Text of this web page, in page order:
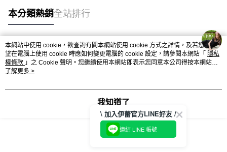
本分類熱銷全站排行
熱門標籤
本網站中使用 cookie，欲查詢有關本網站使用 cookie 方式之詳情，及若您不希
望在電腦上使用 cookie 時應如何變更電腦的 cookie 設定，請參閱本網站「 隱私
權條款 」之 Cookie 聲明。您繼續使用本網站即表示您同意本公司得按本網站使
用條款之 Cookie 聲明使用 cookie。
了解更多 >
我知道了
\ 加入伊蕾官方LINE好友 /
連結 LINE 帳號